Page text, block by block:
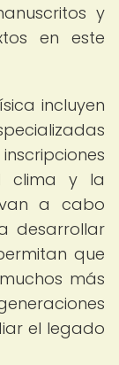
y
en este
incluyen
clima y la
a cabo
desarrollar
que
más
el legado